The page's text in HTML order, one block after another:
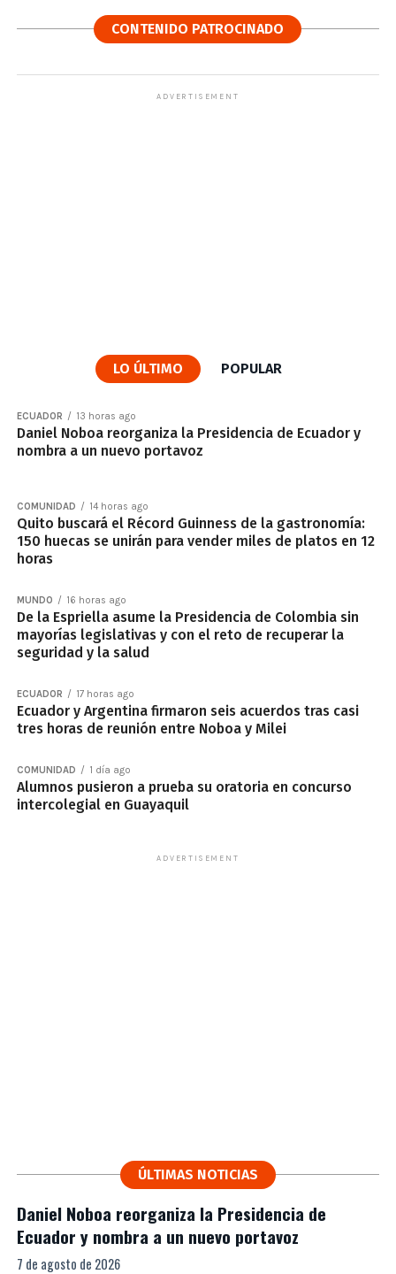
CONTENIDO PATROCINADO
ADVERTISEMENT
LO ÚLTIMO POPULAR
ECUADOR 13 horas ago
Daniel Noboa reorganiza la Presidencia de Ecuador y
nombra a un nuevo portavoz
COMUNIDAD 14 horas ago
Quito buscará el Récord Guinness de la gastronomía:
150 huecas se unirán para vender miles de platos en 12
horas
MUNDO 16 horas ago
De la Espriella asume la Presidencia de Colombia sin
mayorías legislativas y con el reto de recuperar la
seguridad y la salud
ECUADOR 17 horas ago
Ecuador y Argentina firmaron seis acuerdos tras casi
tres horas de reunión entre Noboa y Milei
COMUNIDAD 1 día ago
Alumnos pusieron a prueba su oratoria en concurso
intercolegial en Guayaquil
ADVERTISEMENT
ÚLTIMAS NOTICIAS
Daniel Noboa reorganiza la Presidencia de
Ecuador y nombra a un nuevo portavoz
7 de agosto de 2026